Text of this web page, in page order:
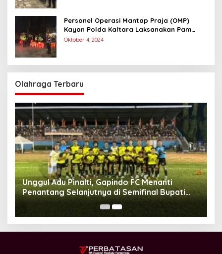
Personel Operasi Mantap Praja (OMP)
Kayan Polda Kaltara Laksanakan Pam
Kampanye Paslon Gubernur dan Wakil
Oktober 4, 2024
Olahraga Terbaru
Unggul Adu Pinalti, Gapindo FC Menanti
Penantang Selanjutnya di Semifinal Bupati
Cup 2024